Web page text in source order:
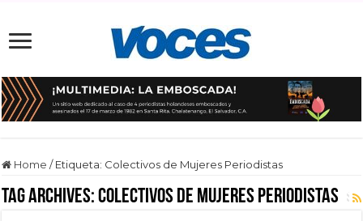
Home / Etiqueta: Colectivos de Mujeres Periodistas
Tag Archives:Colectivos de Mujeres Periodistas